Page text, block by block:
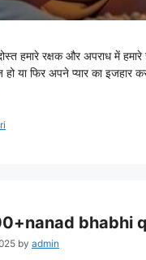
हमारे रक्षक और अपराध में
हो या फिर अपने प्यार का इजहार
bhabhi
by admin